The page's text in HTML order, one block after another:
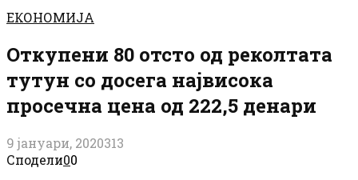
ЕКОНОМИЈА
Откупени 80 отсто од реколтата
тутун со досега највисока
просечна цена од 222,5 денари
9 јануари, 2020313
Сподели00